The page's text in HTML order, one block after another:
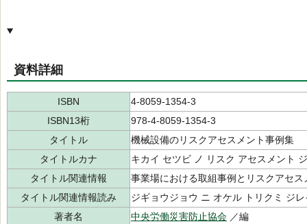
資料詳細
ISBN
4-8059-1354-3
ISBN13桁
978-4-8059-1354-3
タイトル
機械設備のリスクアセスメント事例集
タイトルカナ
キカイ セツビ ノ リスク アセスメント
タイトル関連情報
事業場における取組事例とリスクアセス
タイトル関連情報読み
ジギョウジョウ ニ オケル トリクミ ジ
著者名
中央労働災害防止協会 ／編